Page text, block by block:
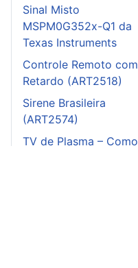
Sinal Misto
MSPM0G352x-Q1 da
Texas Instruments
Controle Remoto com
Retardo (ART2518)
Sirene Brasileira
(ART2574)
TV de Plasma – Como